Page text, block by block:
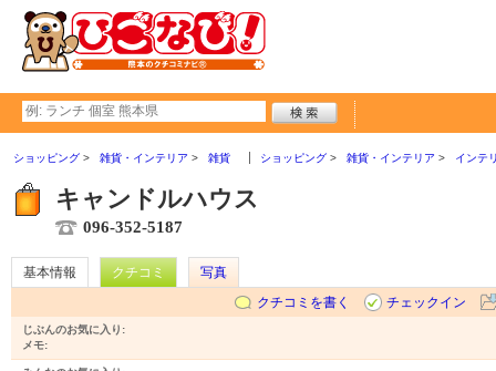
ショッピング 雑貨・インテリア 雑貨 ショッピング 雑貨・インテリア インテ
キャンドルハウス
096-352-5187
基本情報 クチコミ
写真
クチコミを書く
チェックイン
じぶんのお気に入り:
メモ: